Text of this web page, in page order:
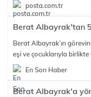
posta.com.tr
Berat Albayrak'tan
Berat Albayrak’ın
eşi ve çocuklarıyla birlikte
En Son Haber
Berat Albayrak'a